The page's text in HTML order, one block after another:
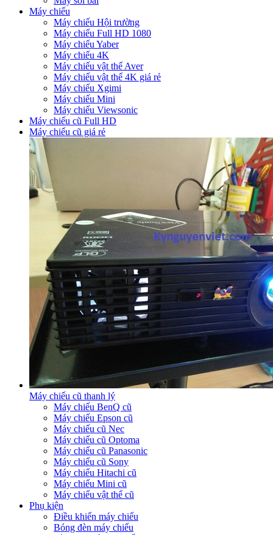
Máy chiếu
Máy chiếu Hội trường
Máy chiếu Full HD 1080
Máy chiếu Yaber
Máy chiếu 4K
Máy chiếu vật thể Aver
Máy chiếu vật thể 4K giá rẻ
Máy chiếu Xgimi
Máy chiếu Mini
Máy chiếu Viewsonic
Máy chiếu cũ Full HD
Máy chiếu cũ giá rẻ
Máy chiếu cũ thanh lý
Máy chiếu BenQ cũ
Máy chiếu Epson cũ
Máy chiếu cũ Nec
Máy chiếu cũ Optoma
Máy chiếu cũ Panasonic
Máy chiếu cũ Sony
Máy chiếu Hitachi cũ
Máy chiếu Mini cũ
Máy chiếu vật thể cũ
Phụ kiện
Điều khiển máy chiếu
Bóng đèn máy chiếu